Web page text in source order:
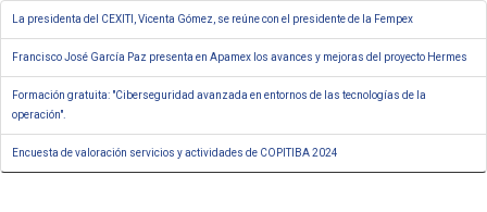
La presidenta del CEXITI, Vicenta Gómez, se reúne con el presidente de la Fempex
Francisco José García Paz presenta en Apamex los avances y mejoras del proyecto Hermes
Formación gratuita: "Ciberseguridad avanzada en entornos de las tecnologías de la
operación".
Encuesta de valoración servicios y actividades de COPITIBA 2024